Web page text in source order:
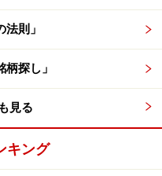
％、1トレードあた
率が高く平均損益もプラ
則」
探し」
見る
キング